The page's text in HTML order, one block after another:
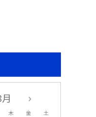
木 金 土